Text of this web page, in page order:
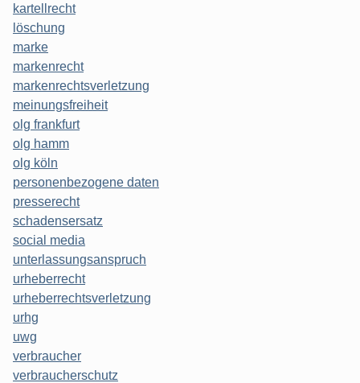
kartellrecht
löschung
marke
markenrecht
markenrechtsverletzung
meinungsfreiheit
olg frankfurt
olg hamm
olg köln
personenbezogene daten
presserecht
schadensersatz
social media
unterlassungsanspruch
urheberrecht
urheberrechtsverletzung
urhg
uwg
verbraucher
verbraucherschutz